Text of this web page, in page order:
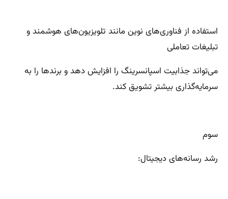
استفاده از فناوری‌های نوین مانند تلویزیون‌های هوشمند و
تبلیغات تعاملی
می‌تواند جذابیت اسپانسرینگ را افزایش دهد و برندها را به
سرمایه‌گذاری بیشتر تشویق کند.
سوم
رشد رسانه‌های دیجیتال: